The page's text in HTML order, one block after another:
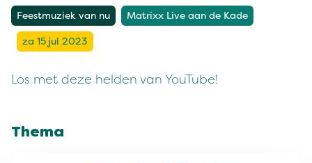
Feestmuziek van nu Matrixx Live aan de Kade
za 15 jul 2023
Los met deze helden van YouTube!
Thema